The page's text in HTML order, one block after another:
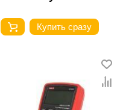
Купить сразу